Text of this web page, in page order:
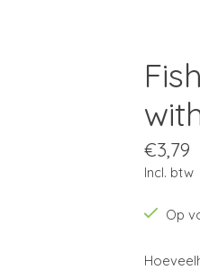
€3,79
Incl. btw
Op